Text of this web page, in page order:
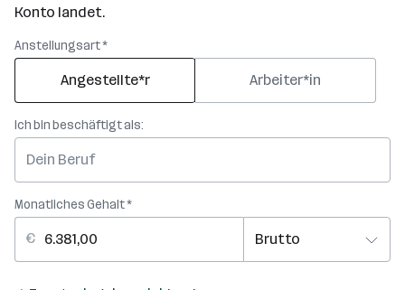
Konto landet.
Anstellungsart *
Angestellte*r Arbeiter*in
Ich bin beschäftigt als:
Monatliches Gehalt *